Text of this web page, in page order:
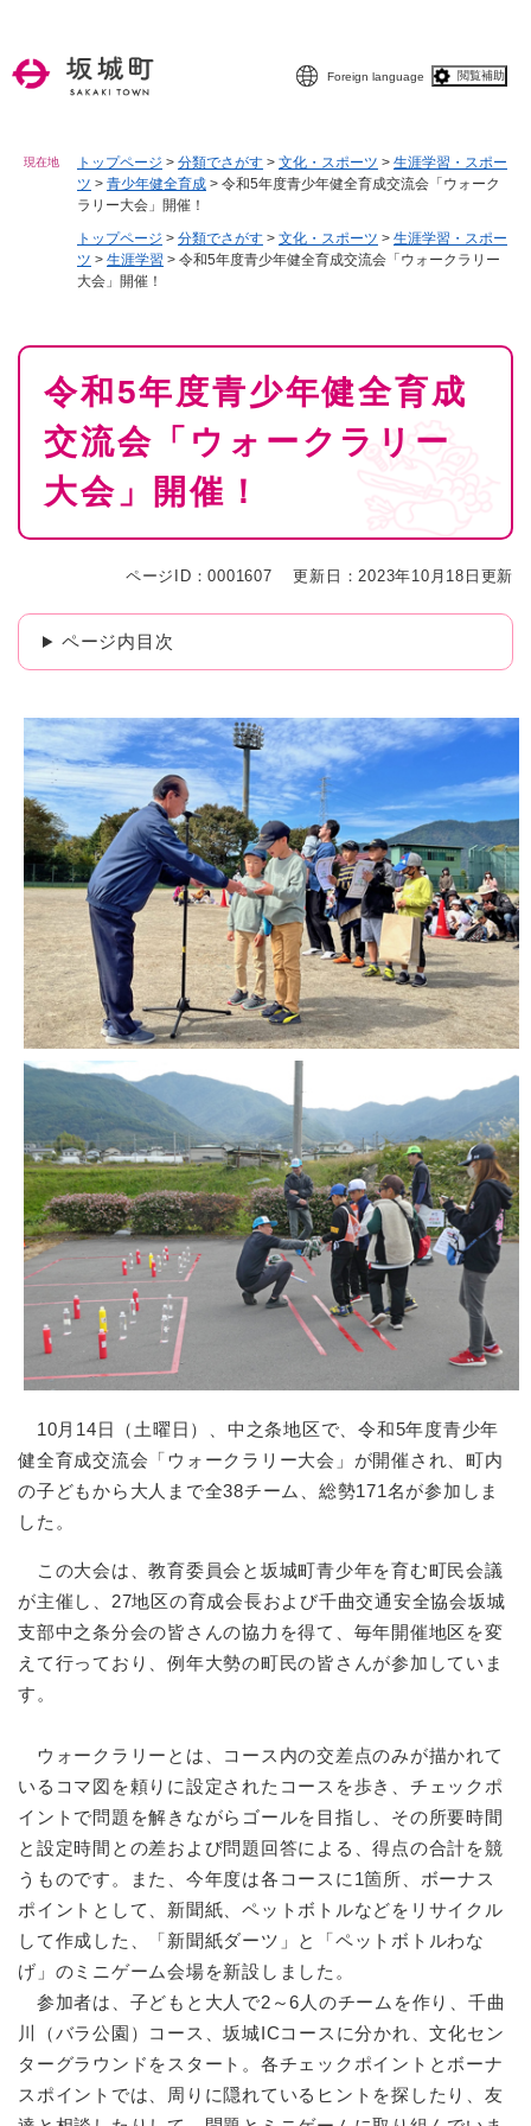
Foreign language 閲覧補助
現在地 トップページ > 分類でさがす > 文化・スポーツ > 生涯学習・スポー
ツ > 青少年健全育成 > 令和5年度青少年健全育成交流会「ウォーク
ラリー大会」開催！
トップページ > 分類でさがす > 文化・スポーツ > 生涯学習・スポー
ツ > 生涯学習 > 令和5年度青少年健全育成交流会「ウォークラリー
大会」開催！
本
令和5年度青少年健全育成
交流会「ウォークラリー
大会」開催！
ページID：0001607 更新日：2023年10月18日更新
ページ内目次
10月14日（土曜日）、中之条地区で、令和5年度青少年
健全育成交流会「ウォークラリー大会」が開催され、町内
の子どもから大人まで全38チーム、総勢171名が参加しま
した。
この大会は、教育委員会と坂城町青少年を育む町民会議
が主催し、27地区の育成会長および千曲交通安全協会坂城
支部中之条分会の皆さんの協力を得て、毎年開催地区を変
えて行っており、例年大勢の町民の皆さんが参加していま
す。
ウォークラリーとは、コース内の交差点のみが描かれて
いるコマ図を頼りに設定されたコースを歩き、チェックポ
イントで問題を解きながらゴールを目指し、その所要時間
と設定時間との差および問題回答による、得点の合計を競
うものです。また、今年度は各コースに1箇所、ボーナス
ポイントとして、新聞紙、ペットボトルなどをリサイクル
して作成した、「新聞紙ダーツ」と「ペットボトルわな
げ」のミニゲーム会場を新設しました。
参加者は、子どもと大人で2～6人のチームを作り、千曲
川（バラ公園）コース、坂城ICコースに分かれ、文化セン
ターグラウンドをスタート。各チェックポイントとボーナ
スポイントでは、周りに隠れているヒントを探したり、友